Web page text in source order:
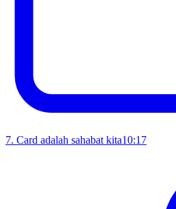
7. Card adalah sahabat kita10:17